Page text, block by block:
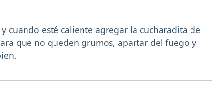
cuando esté caliente agregar la cucharadita de
que no queden grumos, apartar del fuego y